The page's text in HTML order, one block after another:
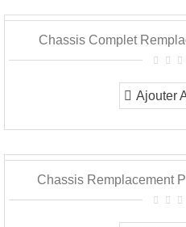
Chassis Complet
Ajouter
Chassis Remplacement